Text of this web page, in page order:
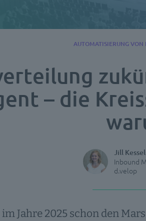
– die
AUTOMATISIERUNG VON
Jill
Inbound
d.velop
Jahre 2025 schon den